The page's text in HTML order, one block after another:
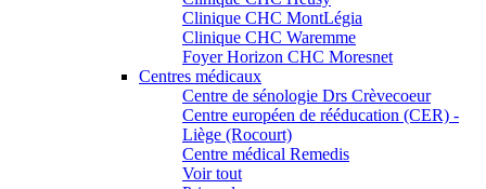
Clinique CHC MontLégia
Clinique CHC Waremme
Foyer Horizon CHC Moresnet
Centres médicaux
Centre de sénologie Drs Crèvecoeur
Centre européen de rééducation (CER) -
Liège (Rocourt)
Centre médical Remedis
Voir tout